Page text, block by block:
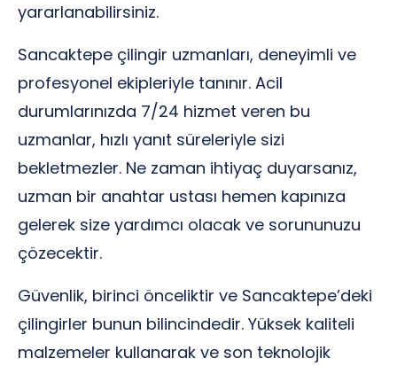
yararlanabilirsiniz.
Sancaktepe çilingir uzmanları, deneyimli ve
profesyonel ekipleriyle tanınır. Acil
durumlarınızda 7/24 hizmet veren bu
uzmanlar, hızlı yanıt süreleriyle sizi
bekletmezler. Ne zaman ihtiyaç duyarsanız,
uzman bir anahtar ustası hemen kapınıza
gelerek size yardımcı olacak ve sorununuzu
çözecektir.
Güvenlik, birinci önceliktir ve Sancaktepe’deki
çilingirler bunun bilincindedir. Yüksek kaliteli
malzemeler kullanarak ve son teknolojik